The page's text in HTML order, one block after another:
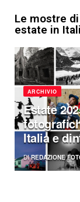
Le mostre
estate in
ARCHIVIO
Estate
Italia e
DI REDAZIONE